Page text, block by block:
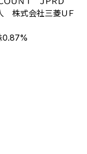
人 株式会社三菱ＵＦ
0.87%